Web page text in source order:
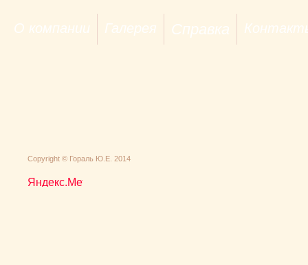
О компании Галерея Справка
Сopyright © Гораль Ю.Е. 2014